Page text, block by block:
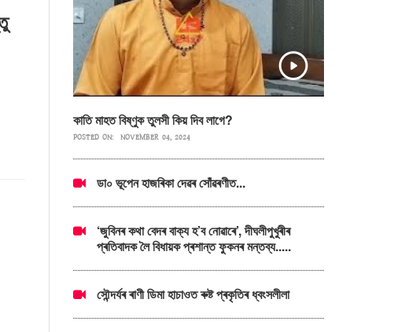
কাতি মাহত বিষ্ণুক তুলসী কিয় দিব লাগে?
POSTED ON: NOVEMBER 04, 2024
ডা০ ভূপেন হাজৰিকা দেৱৰ সোঁৱৰণীত...
‘জুবিনৰ কথা বেদৰ বাক্য হ’ব নোৱাৰে’, দীঘলীপুখুৰীৰ
প্ৰতিবাদক লৈ বিধায়ক প্ৰশান্ত ফুকনৰ মন্তব্য.....
সৌন্দৰ্যৰ ৰাণী ডিমা হাচাওত ৰুষ্ট প্ৰকৃতিৰ ধ্বংসলীলা